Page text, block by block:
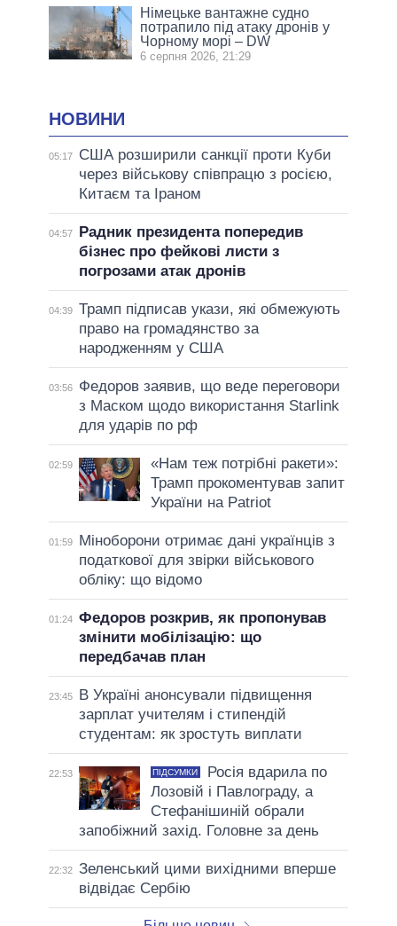
Німецьке вантажне судно
потрапило під атаку дронів у
Чорному морі – DW
6 серпня 2026, 21:29
НОВИНИ
05:17
США розширили санкції проти Куби
через військову співпрацю з росією,
Китаєм та Іраном
04:57
Радник президента попередив
бізнес про фейкові листи з
погрозами атак дронів
04:39 Трамп підписав укази, які обмежують
право на громадянство за
народженням у США
03:56
Федоров заявив, що веде переговори
з Маском щодо використання Starlink
для ударів по рф
02:59
«Нам теж потрібні ракети»:
Трамп прокоментував запит
України на Patriot
01:59
Міноборони отримає дані українців з
податкової для звірки військового
обліку: що відомо
01:24 Федоров розкрив, як пропонував
змінити мобілізацію: що
передбачав план
23:45
В Україні анонсували підвищення
зарплат учителям і стипендій
студентам: як зростуть виплати
22:53 ПІДСУМКИ
Росія вдарила по
Лозовій і Павлограду, а
Стефанішиній обрали
запобіжний захід. Головне за день
22:32 Зеленський цими вихідними вперше
відвідає Сербію